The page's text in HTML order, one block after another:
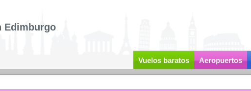
Edimburgo
Vuelos baratos Aeropuertos